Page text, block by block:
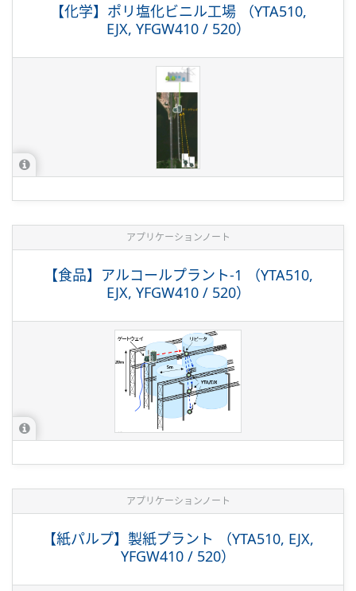
【化学】ポリ塩化ビニル工場 （YTA510,
EJX, YFGW410 / 520）
アプリケーションノート
【食品】アルコールプラント-1 （YTA510,
EJX, YFGW410 / 520）
アプリケーションノート
【紙パルプ】製紙プラント （YTA510, EJX,
YFGW410 / 520）